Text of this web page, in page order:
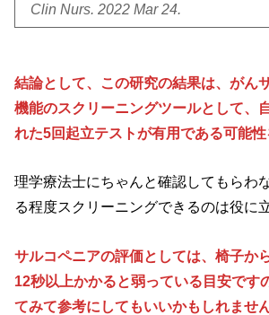
Clin Nurs. 2022 Mar 24.
結論として、この研究の結果は、がん
機能のスクリーニングツールとして、
れた5回起立テストが有用である可能性
理学療法士にちゃんと確認してもらわ
る程度スクリーニングできるのは役に
サルコペニアの評価としては、椅子か
12秒以上かかると弱っている目安です
てみて参考にしてもいいかもしれません